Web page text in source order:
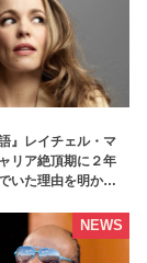
』レイチェル・マ
リア絶頂期に２年
いた理由を明か
を堂々と生やしたカ
［写真あり］ -
NEWS